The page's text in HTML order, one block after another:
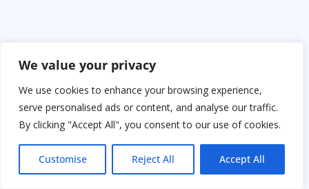
We value your privacy
We use cookies to enhance your browsing experience,
serve personalised ads or content, and analyse our traffic.
By clicking "Accept All", you consent to our use of cookies.
Customise Reject All Accept All